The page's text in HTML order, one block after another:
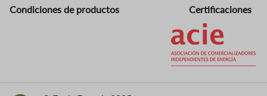
Condiciones de productos
Certificaciones